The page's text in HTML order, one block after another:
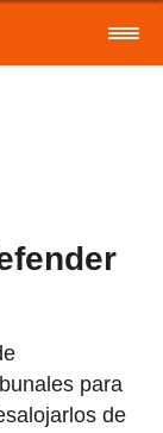
para
de